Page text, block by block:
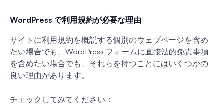
WordPress で利用規約が必要な理由
サイトに利用規約を概説する個別のウェブページを含め
たい場合でも、WordPress フォームに直接法的免責事項
を含めたい場合でも、それらを持つことにはいくつかの
良い理由があります。
チェックしてみてください：